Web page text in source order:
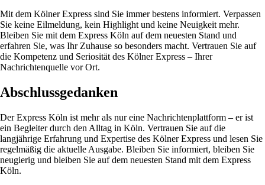
Mit dem Kölner Express sind Sie immer bestens informiert. Verpassen
Sie keine Eilmeldung, kein Highlight und keine Neuigkeit mehr.
Bleiben Sie mit dem Express Köln auf dem neuesten Stand und
erfahren Sie, was Ihr Zuhause so besonders macht. Vertrauen Sie auf
die Kompetenz und Seriosität des Kölner Express – Ihrer
Nachrichtenquelle vor Ort.
Abschlussgedanken
Der Express Köln ist mehr als nur eine Nachrichtenplattform – er ist
ein Begleiter durch den Alltag in Köln. Vertrauen Sie auf die
langjährige Erfahrung und Expertise des Kölner Express und lesen Sie
regelmäßig die aktuelle Ausgabe. Bleiben Sie informiert, bleiben Sie
neugierig und bleiben Sie auf dem neuesten Stand mit dem Express
Köln.